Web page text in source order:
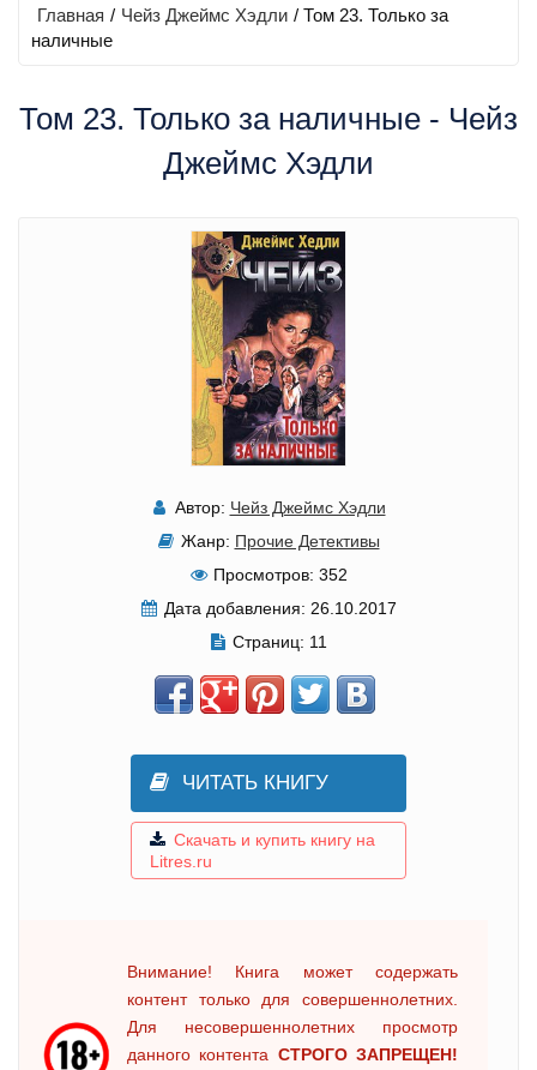
Главная / Чейз Джеймс Хэдли / Том 23. Только за
наличные
Том 23. Только за наличные - Чейз
Джеймс Хэдли
Автор: Чейз Джеймс Хэдли
Жанр: Прочие Детективы
Просмотров: 352
Дата добавления: 26.10.2017
Страниц: 11
ЧИТАТЬ КНИГУ
Скачать и купить книгу на
Litres.ru
Внимание! Книга может содержать
контент только для совершеннолетних.
Для несовершеннолетних просмотр
данного контента СТРОГО ЗАПРЕЩЕН!